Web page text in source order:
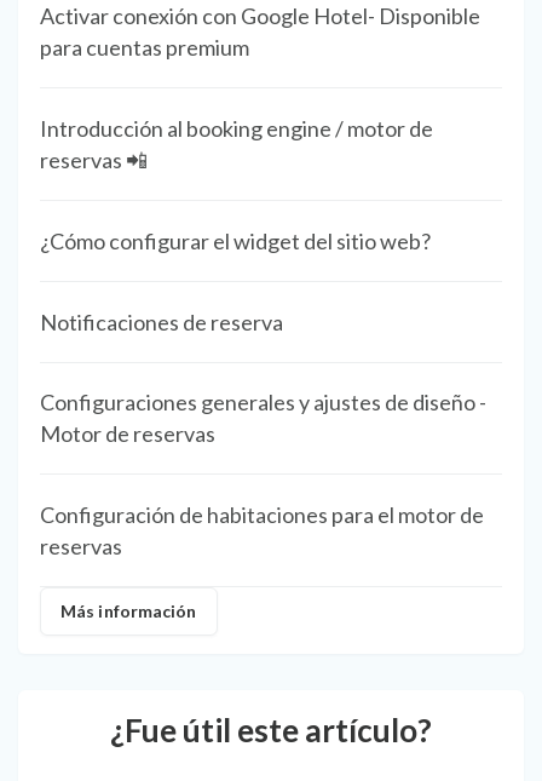
Activar conexión con Google Hotel- Disponible
para cuentas premium
Introducción al booking engine / motor de
reservas 📲
¿Cómo configurar el widget del sitio web?
Notificaciones de reserva
Configuraciones generales y ajustes de diseño -
Motor de reservas
Configuración de habitaciones para el motor de
reservas
Más información
¿Fue útil este artículo?